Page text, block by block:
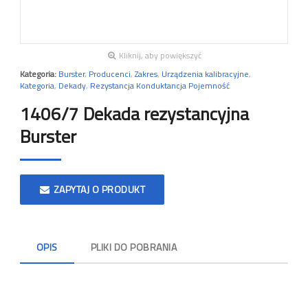
Kliknij, aby powiększyć
Kategoria: Burster, Producenci, Zakres, Urządzenia kalibracyjne,
Kategoria, Dekady, Rezystancja Konduktancja Pojemność
1406/7 Dekada rezystancyjna
Burster
ZAPYTAJ O PRODUKT
OPIS PLIKI DO POBRANIA